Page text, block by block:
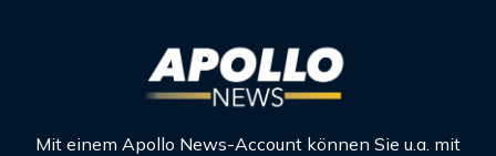
Mit einem Apollo News-Account können Sie u.a. mit